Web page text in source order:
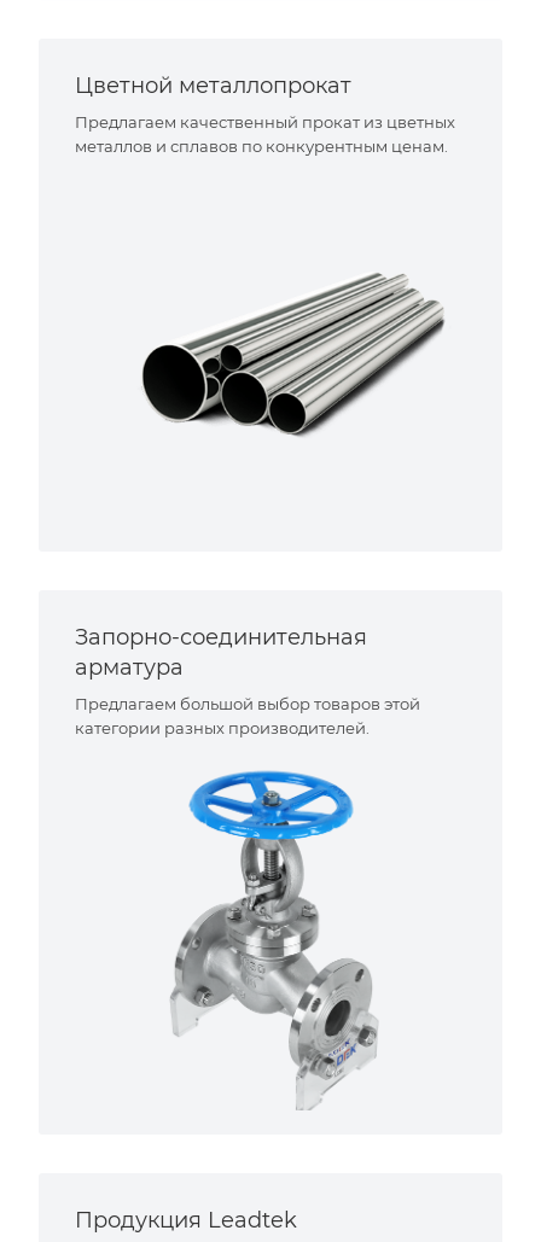
Цветной металлопрокат
Предлагаем качественный прокат из цветных
металлов и сплавов по конкурентным ценам.
Запорно-соединительная
арматура
Предлагаем большой выбор товаров этой
категории разных производителей.
Продукция Leadtek